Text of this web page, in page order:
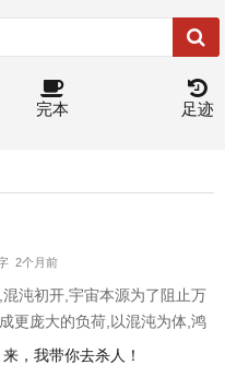
完本 足迹
2个月前
沌初开,宇宙本源为了阻止万
更庞大的负荷,以混沌为体,鸿
为盖,凝聚了一座灭世神棺,
，我带你去杀人！